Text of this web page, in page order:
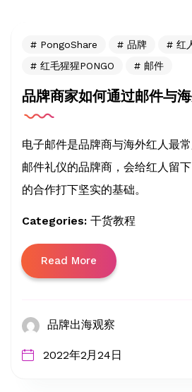
PongoShare 品牌
红
红毛猩猩PONGO
邮件
品牌商家如何通过邮件与
电子邮件是品牌商与海外红人最
邮件礼仪的品牌商，会给红人留
的合作打下坚实的基础。
Categories: 干货教程
Read More
品牌出海观察
2022年2月24日